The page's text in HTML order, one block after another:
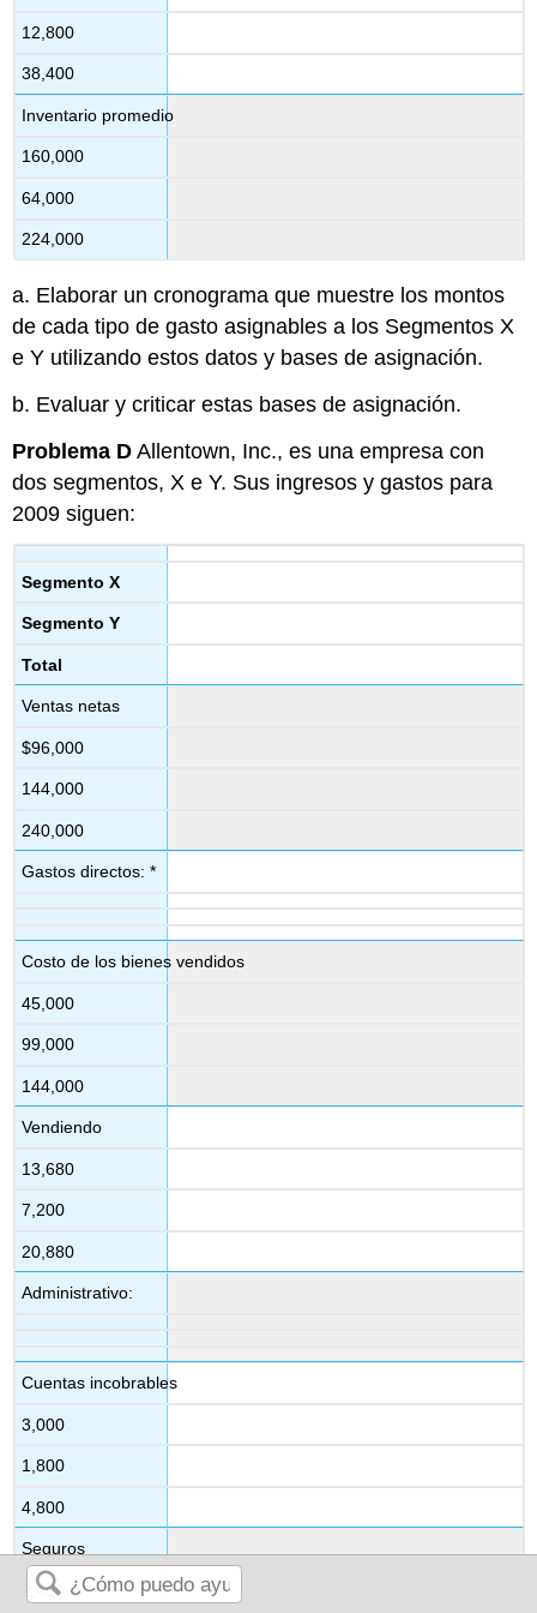
12,800
38,400
Inventario promedio
160,000
64,000
224,000
a. Elaborar un cronograma que muestre los montos
de cada tipo de gasto asignables a los Segmentos X
e Y utilizando estos datos y bases de asignación.
b. Evaluar y criticar estas bases de asignación.
Problema D Allentown, Inc., es una empresa con
dos segmentos, X e Y. Sus ingresos y gastos para
2009 siguen:
Segmento X
Segmento Y
Total
Ventas netas
$96,000
144,000
240,000
Gastos directos: *
Costo de los bienes vendidos
45,000
99,000
144,000
Vendiendo
13,680
7,200
20,880
Administrativo:
Cuentas incobrables
3,000
1,800
4,800
Seguros
2,400